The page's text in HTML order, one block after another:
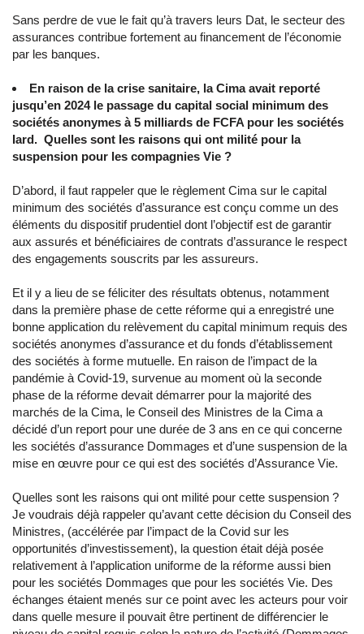
Sans perdre de vue le fait qu’à travers leurs Dat, le secteur des
assurances contribue fortement au financement de l’économie
par les banques.
En raison de la crise sanitaire, la Cima avait reporté
jusqu’en 2024 le passage du capital social minimum des
sociétés anonymes à 5 milliards de FCFA pour les sociétés
Iard. Quelles sont les raisons qui ont milité pour la
suspension pour les compagnies Vie ?
D’abord, il faut rappeler que le règlement Cima sur le capital
minimum des sociétés d’assurance est conçu comme un des
éléments du dispositif prudentiel dont l’objectif est de garantir
aux assurés et bénéficiaires de contrats d’assurance le respect
des engagements souscrits par les assureurs.
Et il y a lieu de se féliciter des résultats obtenus, notamment
dans la première phase de cette réforme qui a enregistré une
bonne application du relèvement du capital minimum requis des
sociétés anonymes d’assurance et du fonds d’établissement
des sociétés à forme mutuelle. En raison de l’impact de la
pandémie à Covid-19, survenue au moment où la seconde
phase de la réforme devait démarrer pour la majorité des
marchés de la Cima, le Conseil des Ministres de la Cima a
décidé d’un report pour une durée de 3 ans en ce qui concerne
les sociétés d’assurance Dommages et d’une suspension de la
mise en œuvre pour ce qui est des sociétés d’Assurance Vie.
Quelles sont les raisons qui ont milité pour cette suspension ?
Je voudrais déjà rappeler qu’avant cette décision du Conseil des
Ministres, (accélérée par l’impact de la Covid sur les
opportunités d’investissement), la question était déjà posée
relativement à l’application uniforme de la réforme aussi bien
pour les sociétés Dommages que pour les sociétés Vie. Des
échanges étaient menés sur ce point avec les acteurs pour voir
dans quelle mesure il pouvait être pertinent de différencier le